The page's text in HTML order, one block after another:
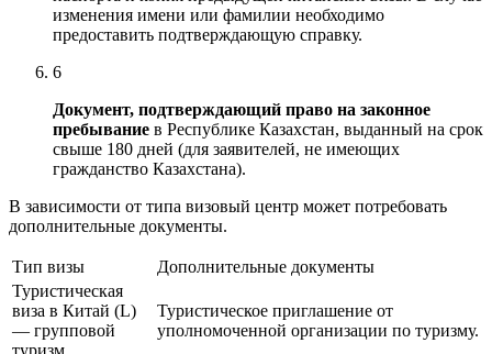
изменения имени или фамилии необходимо
предоставить подтверждающую справку.
6
Документ, подтверждающий право на законное
пребывание в Республике Казахстан, выданный на срок
свыше 180 дней (для заявителей, не имеющих
гражданство Казахстана).
В зависимости от типа визовый центр может потребовать
дополнительные документы.
Тип визы
Дополнительные документы
Туристическая
виза в Китай (L)
— групповой
туризм
Туристическое приглашение от
уполномоченной организации по туризму.